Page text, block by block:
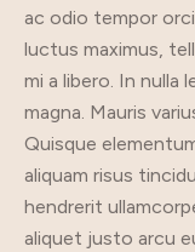
ac odio tempor
luctus maximus,
mi a libero. In nulla
magna. Mauris
Quisque
aliquam risus
hendrerit
aliquet justo arcu